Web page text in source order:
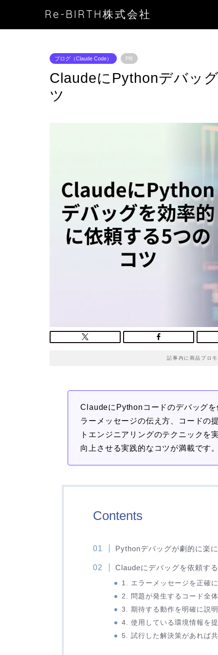
Re-BIRTH株式会社
ブログ（Claude Code） PR
ClaudeにPythonデバッ
ツ
記事内に商品プロ
ClaudeにPythonコードのデバッグ
ラーメッセージの伝え方、コードの
トエンジニアリングのテクニックを
向上させる実践的なコツが満載です
Contents
Pythonデバッグが劇的に楽
Claudeにデバッグを依頼す
1. エラーメッセージを正確
2. 問題が発生するコード全
3. 期待する動作を明確に説
4. 使用している環境情報を
5. 試行した解決策があれば